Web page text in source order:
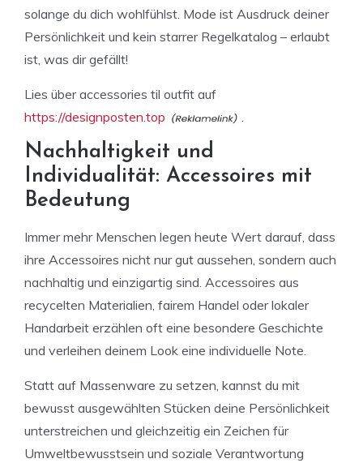
solange du dich wohlfühlst. Mode ist Ausdruck deiner
Persönlichkeit und kein starrer Regelkatalog – erlaubt
ist, was dir gefällt!
Lies über accessories til outfit auf
https://designposten.top
Nachhaltigkeit und
Individualität: Accessoires mit
Bedeutung
Immer mehr Menschen legen heute Wert darauf, dass
ihre Accessoires nicht nur gut aussehen, sondern auch
nachhaltig und einzigartig sind. Accessoires aus
recycelten Materialien, fairem Handel oder lokaler
Handarbeit erzählen oft eine besondere Geschichte
und verleihen deinem Look eine individuelle Note.
Statt auf Massenware zu setzen, kannst du mit
bewusst ausgewählten Stücken deine Persönlichkeit
unterstreichen und gleichzeitig ein Zeichen für
Umweltbewusstsein und soziale Verantwortung